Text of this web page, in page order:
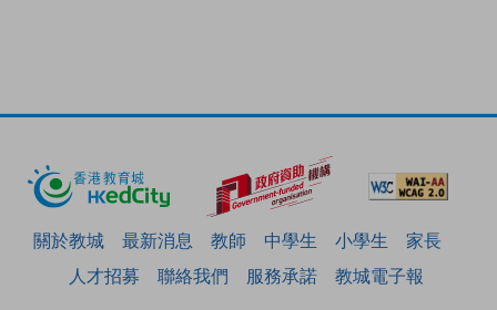
關於教城 最新消息 教師 中學生 小學生
家長
人才招募
聯絡我們 服務承諾 教城電子報